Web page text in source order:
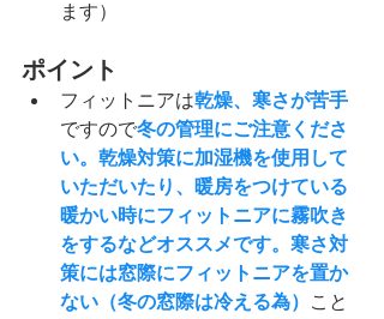
ます）
ポイント
フィットニアは乾燥、寒さが苦手
ですので冬の管理にご注意くださ
い。乾燥対策に加湿機を使用して
いただいたり、暖房をつけている
暖かい時にフィットニアに霧吹き
をするなどオススメです。寒さ対
策には窓際にフィットニアを置か
ない（冬の窓際は冷える為）
こと